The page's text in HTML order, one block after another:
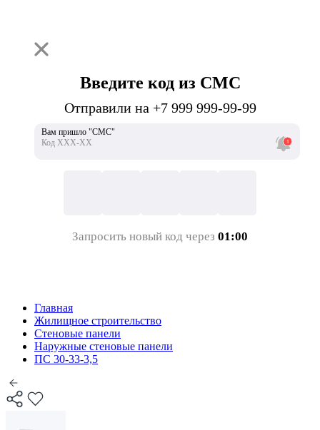
Введите код из СМС
Отправили на +7 999 999-99-99
Вам пришло "СМС"
Код ХХХ-ХХ
Запросить новый код через 01:00
Главная
Жилищное строительство
Стеновые панели
Наружные стеновые панели
ПС 30-33-3,5